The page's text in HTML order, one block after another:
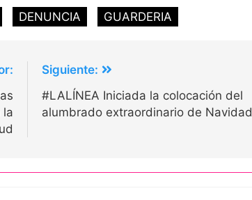
DENUNCIA GUARDERIA
la
Siguiente:
#LALÍNEA Iniciada la colocación del
alumbrado extraordinario de Navidad